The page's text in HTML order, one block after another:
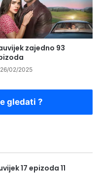
zajedno 93
26/02/2025
gledati ?
17 epizoda 11